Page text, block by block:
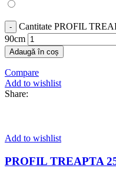
Cantitate PROFIL
90cm
Adaugă în coș
Compare
Add to wishlist
Share:
Add to wishlist
PROFIL TREAPTA